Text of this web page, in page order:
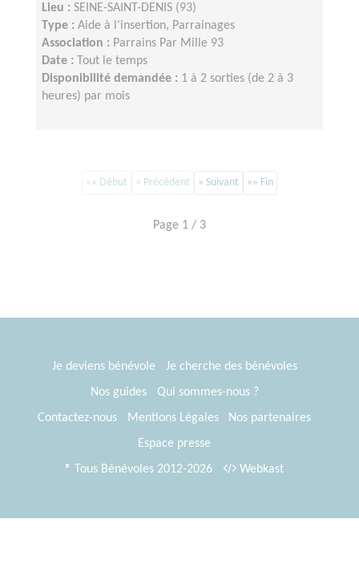
Lieu : SEINE-SAINT-DENIS (93)
Type : Aide à l'insertion, Parrainages
Association : Parrains Par Mille 93
Date :
Tout le temps
Disponibilité demandée : 1 à 2 sorties (de 2 à 3
heures) par mois
«« Début « Précédent » Suivant »» Fin
Page 1 / 3
Je deviens bénévole
Je cherche des bénévoles
Nos guides
Qui sommes-nous ?
Contactez-nous
Mentions Légales
Nos partenaires
Espace presse
® Tous Bénévoles 2012-2026
Webkast